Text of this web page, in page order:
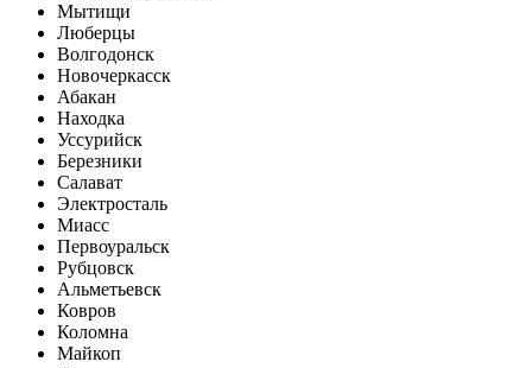
Мытищи
Люберцы
Волгодонск
Новочеркасск
Абакан
Находка
Уссурийск
Березники
Салават
Электросталь
Миасс
Первоуральск
Рубцовск
Альметьевск
Ковров
Коломна
Майкоп